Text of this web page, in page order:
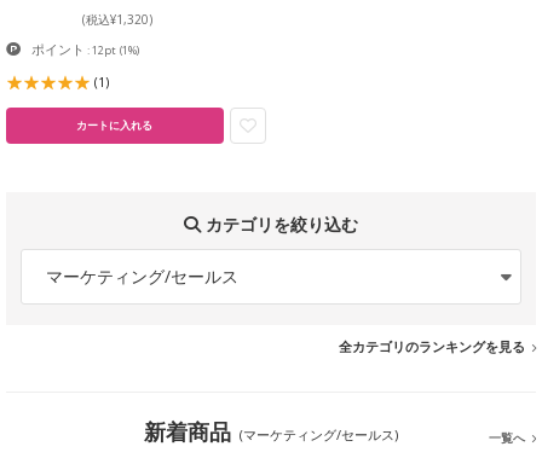
(税込¥1,320)
ポイント : 12pt (1%)
(1)
カートに入れる
カテゴリを絞り込む
マーケティング/セールス
全カテゴリのランキングを見る
新着商品 (マーケティング/セールス) 一覧へ